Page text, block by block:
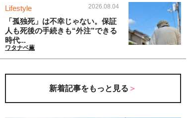
Lifestyle 2026.08.04
「孤独死」は不幸じゃない。保証
人も死後の手続きも“外注”できる
時代...
ワタナベ薫
新着記事をもっと見る